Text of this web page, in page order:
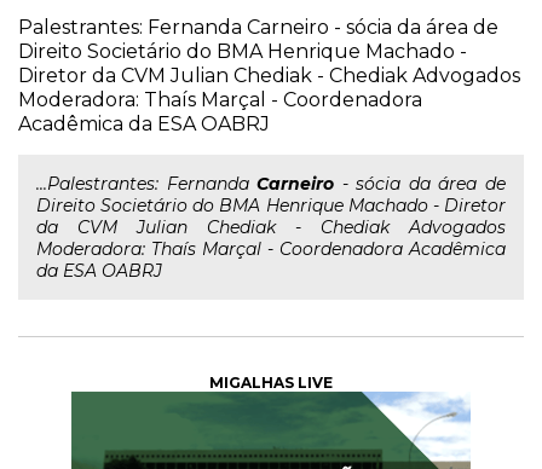
Palestrantes: Fernanda Carneiro - sócia da área de
Direito Societário do BMA Henrique Machado -
Diretor da CVM Julian Chediak - Chediak Advogados
Moderadora: Thaís Marçal - Coordenadora
Acadêmica da ESA OABRJ
...Palestrantes: FernandaCarneiro - sócia da área de
Direito Societário do BMA Henrique Machado - Diretor
da CVM Julian Chediak - Chediak Advogados
Moderadora: Thaís Marçal - Coordenadora Acadêmica
da ESA OABRJ
MIGALHAS LIVE